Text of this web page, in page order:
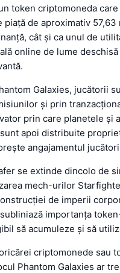
token criptomoneda
piață de aproximativ
cât și ca unul de
online de lume
Galaxies, jucătorii
și prin
prin care planetele
apoi distribuite
angajamentul
se extinde dincolo de
mech-urilor
de imperii
importanța
să acumuleze și să
criptomonede sau
Phantom Galaxies ar